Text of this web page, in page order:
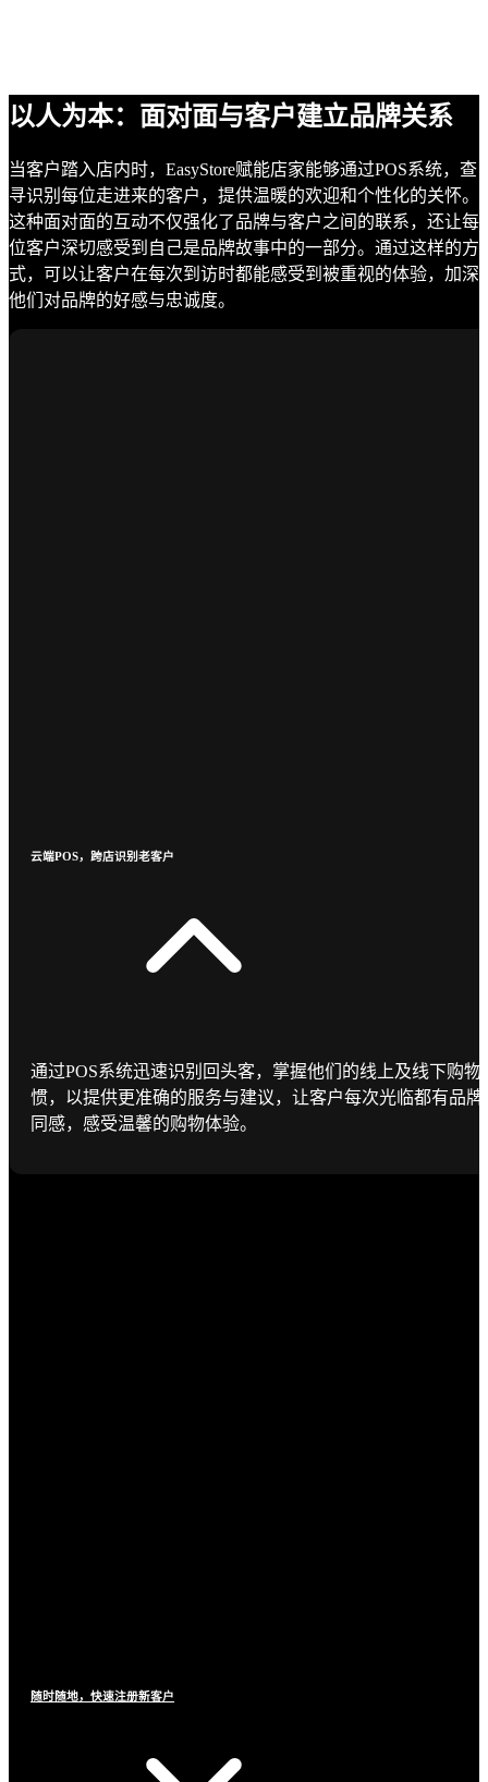
以人为本：面对面与客户建立品牌关系
当客户踏入店内时，EasyStore赋能店家能够通过POS系统，查
寻识别每位走进来的客户，提供温暖的欢迎和个性化的关怀。
这种面对面的互动不仅强化了品牌与客户之间的联系，还让每
位客户深切感受到自己是品牌故事中的一部分。通过这样的方
式，可以让客户在每次到访时都能感受到被重视的体验，加深
他们对品牌的好感与忠诚度。
云端POS，跨店识别老客户
通过POS系统迅速识别回头客，掌握他们的线上及线下购物
惯，以提供更准确的服务与建议，让客户每次光临都有品牌
同感，感受温馨的购物体验。
随时随地，快速注册新客户